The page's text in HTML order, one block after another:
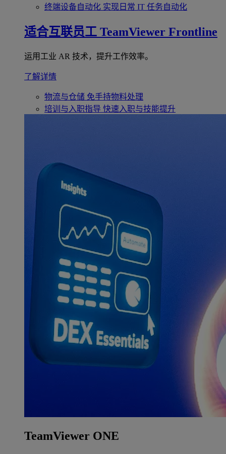
终端设备自动化 实现日常 IT 任务自动化
适合互联员工 TeamViewer Frontline
运用工业 AR 技术，提升工作效率。
了解详情
物流与仓储 免手持物料处理
培训与入职指导 快速入职与技能提升
TeamViewer ONE